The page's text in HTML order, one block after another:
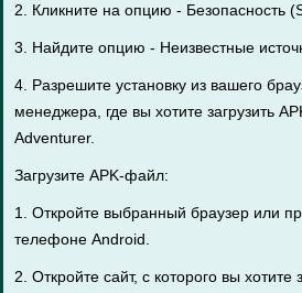
2. Кликните на опцию - Безопасность
3. Найдите опцию - Неизвестные
4. Разрешите установку из вашего
менеджера, где вы хотите загрузить
Adventurer.
Загрузите APK-файл:
1. Откройте выбранный браузер или
телефоне Android.
2. Откройте сайт, с которого вы хотите